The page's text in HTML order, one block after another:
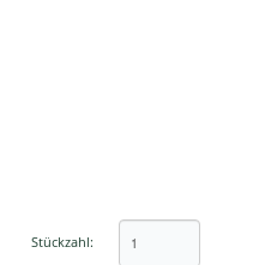
Stückzahl: